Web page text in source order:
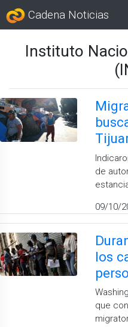
Cadena Noticias
Instituto
de
09/10/
los
que